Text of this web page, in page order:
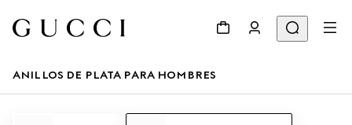
ANILLOS DE PLATA PARA HOMBRES